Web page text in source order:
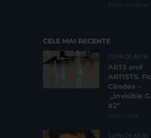
8.034 vizualizari
CELE MAI RECENTE
CLIPA DE ARTA
ARTS and
ARTISTS.
Cândea –
„Invisible
#2”
30/07/2026
CLIPA DE ARTA